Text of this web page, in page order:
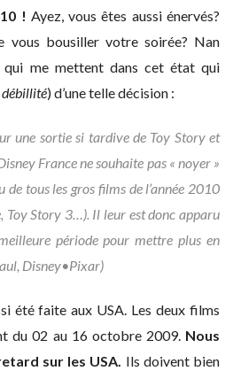
! Ayez, vous êtes aussi énervés?
vous bousiller votre soirée? Nan
me mettent dans cet état qui
débillité) d’une telle décision :
une sortie si tardive de Toy Storyet
France ne souhaite pas « noyer »
tous les gros films de l’année 2010
, Toy Story 3…). Il leur est donc apparu
période pour mettre plus en
Disney•Pixar)
été faite aux USA. Les deux films
du 02 au 16 octobre 2009. Nous
sur les USA. Ils doivent bien